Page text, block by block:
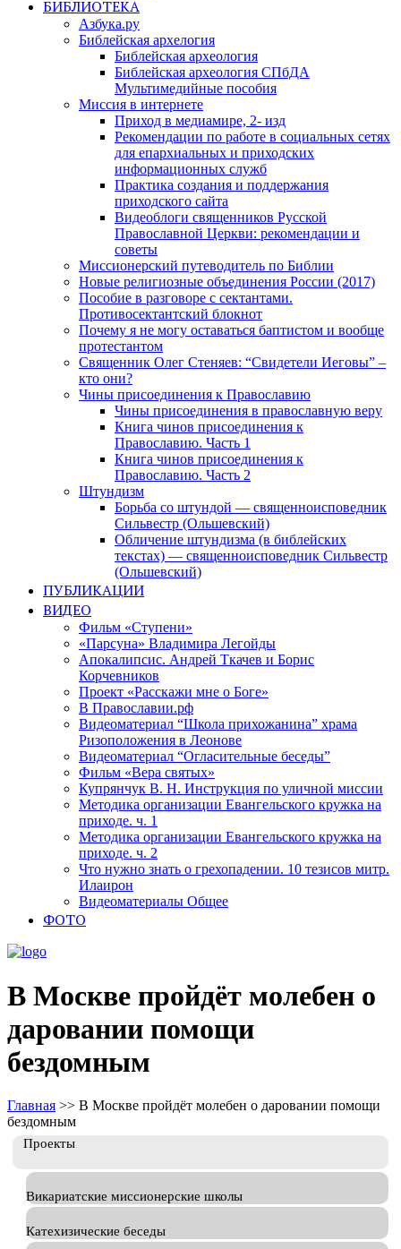
БИБЛИОТЕКА
Азбука.ру
Библейская архелогия
Библейская археология
Библейская археология СПбДА
Мультимедийные пособия
Миссия в интернете
Приход в медиамире, 2- изд
Рекомендации по работе в социальных сетях
для епархиальных и приходских
информационных служб
Практика создания и поддержания
приходского сайта
Видеоблоги священников Русской
Православной Церкви: рекомендации и
советы
Миссионерский путеводитель по Библии
Новые религиозные объединения России (2017)
Пособие в разговоре с сектантами.
Противосектантский блокнот
Почему я не могу оставаться баптистом и вообще
протестантом
Священник Олег Стеняев: “Свидетели Иеговы” –
кто они?
Чины присоединения к Православию
Чины присоединения в православную веру
Книга чинов присоединения к
Православию. Часть 1
Книга чинов присоединения к
Православию. Часть 2
Штундизм
Борьба со штундой — священноисповедник
Сильвестр (Ольшевский)
Обличение штундизма (в библейских
текстах) — священноисповедник Сильвестр
(Ольшевский)
ПУБЛИКАЦИИ
ВИДЕО
Фильм «Ступени»
«Парсуна» Владимира Легойды
Апокалипсис. Андрей Ткачев и Борис
Корчевников
Проект «Расскажи мне о Боге»
В Православии.рф
Видеоматериал “Школа прихожанина” храма
Ризоположения в Леонове
Видеоматериал “Огласительные беседы”
Фильм «Вера святых»
Купрянчук В. Н. Инструкция по уличной миссии
Методика организации Евангельского кружка на
приходе. ч. 1
Методика организации Евангельского кружка на
приходе. ч. 2
Что нужно знать о грехопадении. 10 тезисов митр.
Илаирон
Видеоматериалы Общее
ФОТО
В Москве пройдёт молебен о
даровании помощи
бездомным
Главная >> В Москве пройдёт молебен о даровании помощи
бездомным
Проекты
Викариатские миссионерские школы
Катехизические беседы